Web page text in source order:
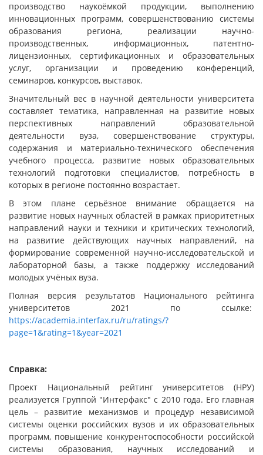
производство наукоёмкой продукции, выполнению
инновационных программ, совершенствованию системы
образования региона, реализации научно-
производственных, информационных, патентно-
лицензионных, сертификационных и образовательных
услуг, организации и проведению конференций,
семинаров, конкурсов, выставок.
Значительный вес в научной деятельности университета
составляет тематика, направленная на развитие новых
перспективных направлений образовательной
деятельности вуза, совершенствование структуры,
содержания и материально-технического обеспечения
учебного процесса, развитие новых образовательных
технологий подготовки специалистов, потребность в
которых в регионе постоянно возрастает.
В этом плане серьёзное внимание обращается на
развитие новых научных областей в рамках приоритетных
направлений науки и техники и критических технологий,
на развитие действующих научных направлений, на
формирование современной научно-исследовательской и
лабораторной базы, а также поддержку исследований
молодых учёных вуза.
Полная версия результатов Национального рейтинга
университетов 2021 по ссылке:
https://academia.interfax.ru/ru/ratings/?
page=1&rating=1&year=2021
Справка:
Проект Национальный рейтинг университетов (НРУ)
реализуется Группой "Интерфакс" с 2010 года. Его главная
цель – развитие механизмов и процедур независимой
системы оценки российских вузов и их образовательных
программ, повышение конкурентоспособности российской
системы образования, научных исследований и